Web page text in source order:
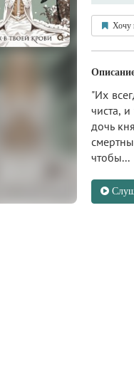
Хочу
"Их
чиста,
дочь
чтобы...